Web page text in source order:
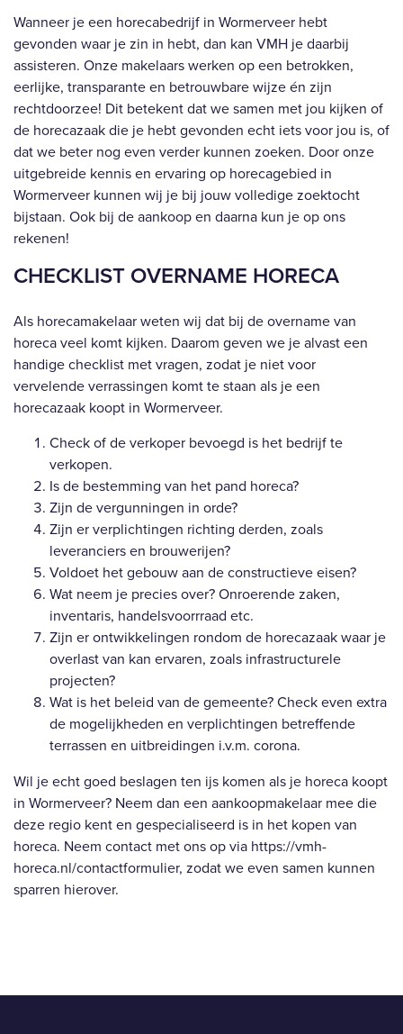
Wanneer je een horecabedrijf in Wormerveer hebt
gevonden waar je zin in hebt, dan kan VMH je daarbij
assisteren. Onze makelaars werken op een betrokken,
eerlijke, transparante en betrouwbare wijze én zijn
rechtdoorzee! Dit betekent dat we samen met jou kijken of
de horecazaak die je hebt gevonden echt iets voor jou is, of
dat we beter nog even verder kunnen zoeken. Door onze
uitgebreide kennis en ervaring op horecagebied in
Wormerveer kunnen wij je bij jouw volledige zoektocht
bijstaan. Ook bij de aankoop en daarna kun je op ons
rekenen!
CHECKLIST OVERNAME HORECA
Als horecamakelaar weten wij dat bij de overname van
horeca veel komt kijken. Daarom geven we je alvast een
handige checklist met vragen, zodat je niet voor
vervelende verrassingen komt te staan als je een
horecazaak koopt in Wormerveer.
Check of de verkoper bevoegd is het bedrijf te
verkopen.
Is de bestemming van het pand horeca?
Zijn de vergunningen in orde?
Zijn er verplichtingen richting derden, zoals
leveranciers en brouwerijen?
Voldoet het gebouw aan de constructieve eisen?
Wat neem je precies over? Onroerende zaken,
inventaris, handelsvoorrraad etc.
Zijn er ontwikkelingen rondom de horecazaak waar je
overlast van kan ervaren, zoals infrastructurele
projecten?
Wat is het beleid van de gemeente? Check even extra
de mogelijkheden en verplichtingen betreffende
terrassen en uitbreidingen i.v.m. corona.
Wil je echt goed beslagen ten ijs komen als je horeca koopt
in Wormerveer? Neem dan een aankoopmakelaar mee die
deze regio kent en gespecialiseerd is in het kopen van
horeca. Neem contact met ons op via https://vmh-
horeca.nl/contactformulier, zodat we even samen kunnen
sparren hierover.